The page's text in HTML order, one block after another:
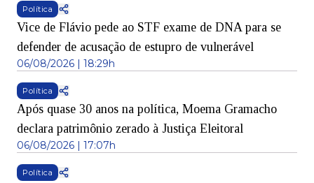
Política
Vice de Flávio pede ao STF exame de DNA para se
defender de acusação de estupro de vulnerável
06/08/2026 | 18:29h
Política
Após quase 30 anos na política, Moema Gramacho
declara patrimônio zerado à Justiça Eleitoral
06/08/2026 | 17:07h
Política